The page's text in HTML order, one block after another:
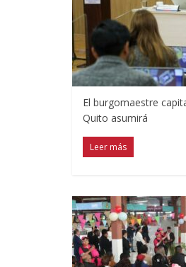
El burgomaestre
Quito asumirá
Leer más